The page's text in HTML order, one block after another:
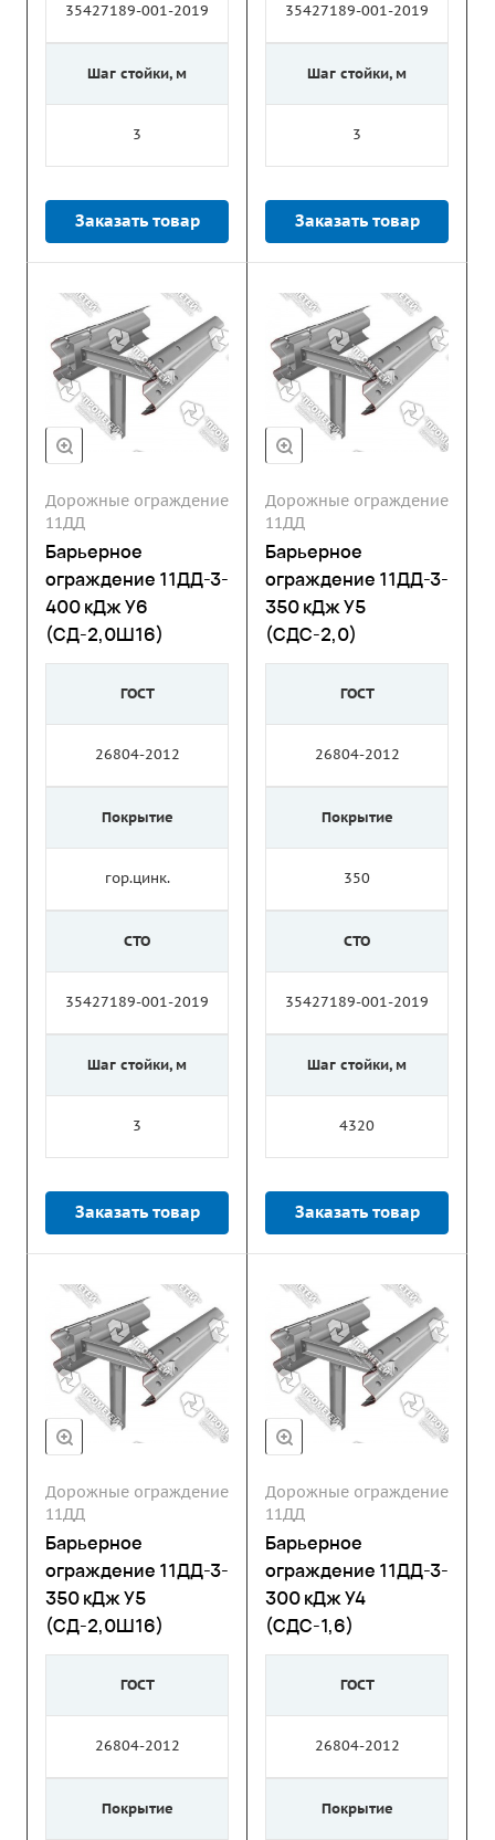
35427189-001-2019
Шаг стойки, м
3
Заказать товар
35427189-001-2019
Шаг стойки, м
3
Заказать товар
Дорожные ограждение
11ДД
Барьерное
ограждение 11ДД-3-
400 кДж У6
(СД-2,0Ш16)
ГОСТ
26804-2012
Покрытие
гор.цинк.
СТО
35427189-001-2019
Шаг стойки, м
3
Заказать товар
Дорожные ограждение
11ДД
Барьерное
ограждение 11ДД-3-
350 кДж У5
(СДС-2,0)
ГОСТ
26804-2012
Покрытие
350
СТО
35427189-001-2019
Шаг стойки, м
4320
Заказать товар
Дорожные ограждение
11ДД
Барьерное
ограждение 11ДД-3-
350 кДж У5
(СД-2,0Ш16)
ГОСТ
26804-2012
Покрытие
Дорожные ограждение
11ДД
Барьерное
ограждение 11ДД-3-
300 кДж У4
(СДС-1,6)
ГОСТ
26804-2012
Покрытие